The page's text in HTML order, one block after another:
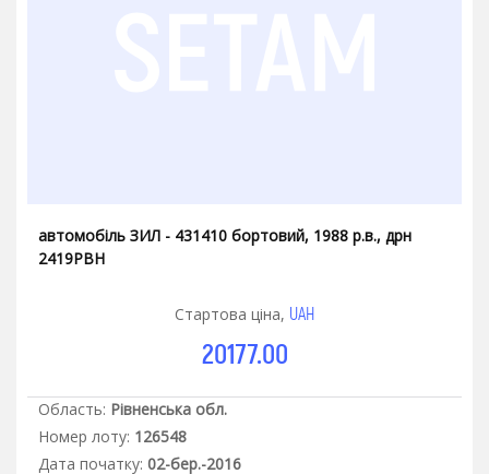
автомобіль ЗИЛ - 431410 бортовий, 1988 р.в., дрн
2419РВН
Стартова ціна, UAH
20177.00
Область: Рівненська обл.
Номер лоту: 126548
Дата початку: 02-бер.-2016